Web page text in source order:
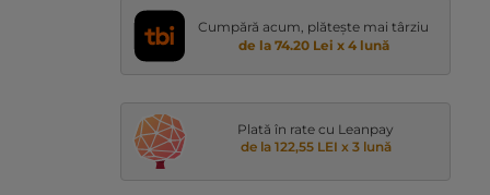
Cumpără acum, plătește mai târziu
de la 74.20 Lei x 4 lună
Plată în rate cu Leanpay
de la 122,55 LEI x 3 lună